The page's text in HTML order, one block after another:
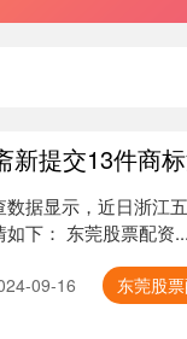
新提交13件商
据显示，近日浙江
下： 东莞股票配资
09-16 东莞股